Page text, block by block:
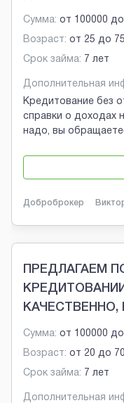
Сумма: от 100000 до
Возраст: от 25 до 75
Срок займа: 7 лет
Дополнительная
Кредитование без
справки о доходах
надо, вы
Доброброкер
ПРЕДЛАГАЕМ
КАЧЕСТВЕННО,
Сумма: от 100000 до
Возраст: от 20 до 70
Срок займа: 7 лет
Дополнительная